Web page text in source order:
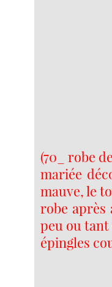
(70_ robe de
mariée
mauve, le
robe après
peu ou
épingles